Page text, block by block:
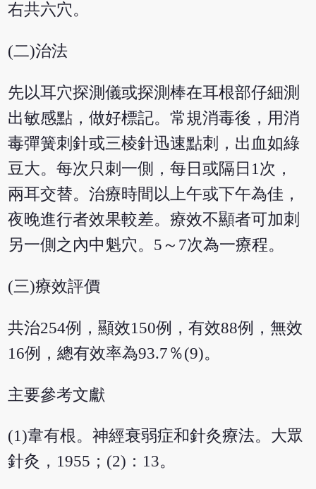
右共六穴。
(二)治法
先以耳穴探測儀或探測棒在耳根部仔細測
出敏感點，做好標記。常規消毒後，用消
毒彈簧刺針或三棱針迅速點刺，出血如綠
豆大。每次只刺一側，每日或隔日1次，
兩耳交替。治療時間以上午或下午為佳，
夜晚進行者效果較差。療效不顯者可加刺
另一側之內中魁穴。5～7次為一療程。
(三)療效評價
共治254例，顯效150例，有效88例，無效
16例，總有效率為93.7％(9)。
主要參考文獻
(1)韋有根。神經衰弱症和針灸療法。大眾
針灸，1955；(2)：13。